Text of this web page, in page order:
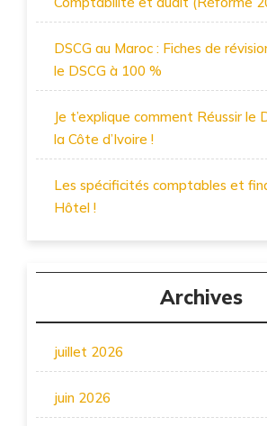
DSCG au Maroc : Fiches de
le DSCG à 100 %
Je t’explique comment Réussir le
la Côte d’Ivoire !
Les spécificités comptables et
Hôtel !
Archives
juillet 2026
juin 2026